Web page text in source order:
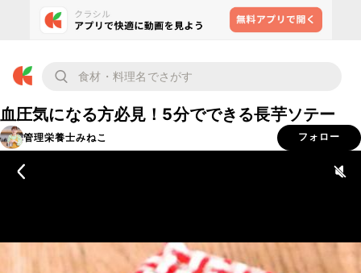
血圧気になる方必見！5分でできる長芋ソテー
管理栄養士みねこ フォロー